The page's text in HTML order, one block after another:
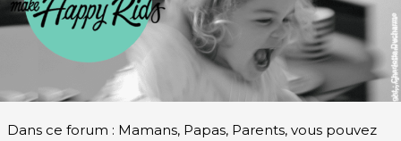
Dans ce forum : Mamans, Papas, Parents, vous pouvez